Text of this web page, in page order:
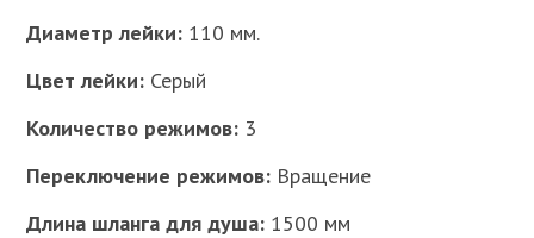
Диаметр лейки: 110 мм.
Цвет лейки: Серый
Количество режимов: 3
Переключение режимов: Вращение
Длина шланга для душа: 1500 мм